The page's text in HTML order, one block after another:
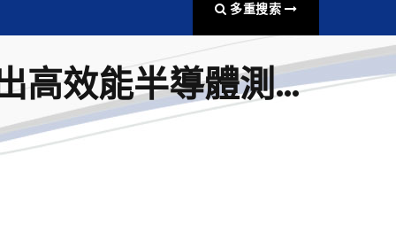
多重搜索
高效能半導體測試